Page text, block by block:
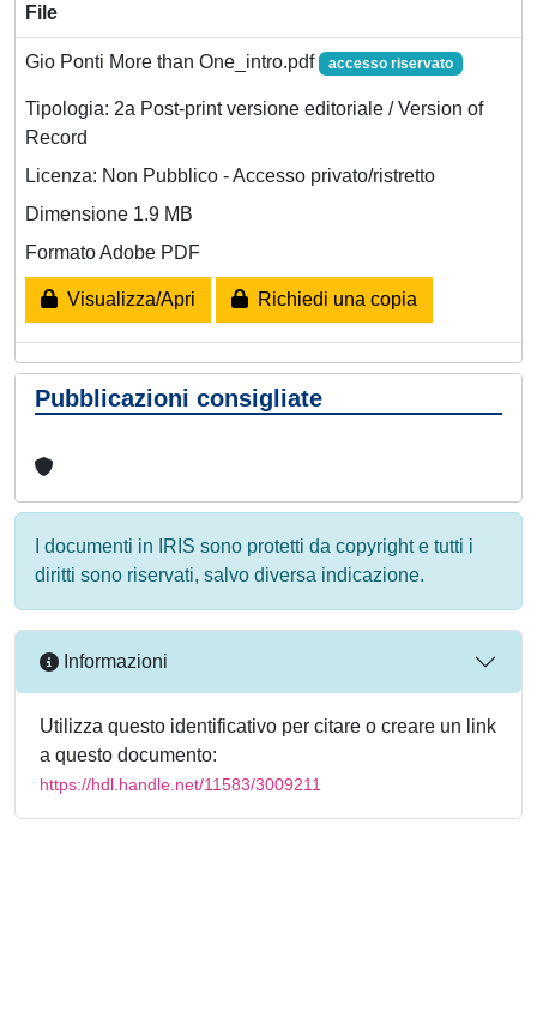
File
Gio Ponti More than One_intro.pdf accesso riservato
Tipologia: 2a Post-print versione editoriale / Version of
Record
Licenza: Non Pubblico - Accesso privato/ristretto
Dimensione 1.9 MB
Formato Adobe PDF
Visualizza/Apri Richiedi una copia
Pubblicazioni consigliate
I documenti in IRIS sono protetti da copyright e tutti i
diritti sono riservati, salvo diversa indicazione.
Informazioni
Utilizza questo identificativo per citare o creare un link
a questo documento:
https://hdl.handle.net/11583/3009211